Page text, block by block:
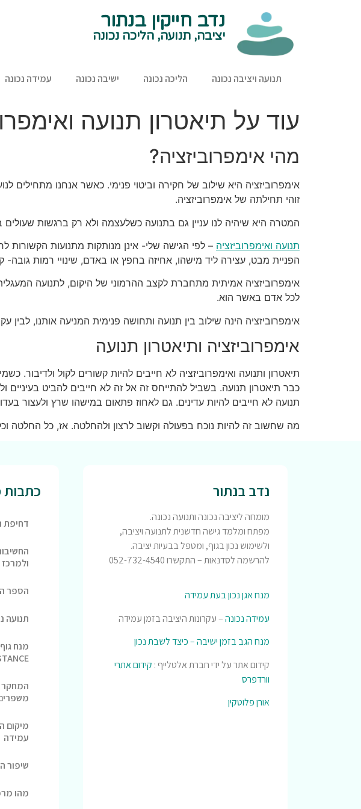
נדב חייקין בנתור
יציבה, תנועה, הליכה נכונה
תנועה ויציבה נכונה הליכה נכונה ישיבה נכונה עמידה נכונה
עוד על תיאטרון תנועה
מהי אימפרוביזציה?
אימפרוביזציה היא שילוב של חקירה וביטוי פנימי. כאשר אנחנו מתחילים
זוהי תחילתה של אימפרוביזציה.
המטרה היא שיהיה לנו עניין גם בתנועה כשלעצמה ולא רק ברגשות שעולים
תנועה ואימפרוביזציה – לפי הגישה שלי- אינן מנותקות מתנועות הקשורות
הפניית מבט, עצירה ליד מישהו, אחיזה בחפץ או באדם, שינויי רמות גובה-
אימפרוביזציה אמיתית מתחברת לקצב ההרמוני של היקום, לתנועה
לכל אדם באשר הוא.
אימפרוביזציה הינה שילוב בין תנועה ותחושה פנימית המניעה אותנו,
אימפרוביזציה ותיאטרון תנועה
תיאטרון ותנועה ואימפרוביזציה לא חייבים להיות קשורים לקול ולדיבור.
כבר תיאטרון תנועה. בשביל להתייחס זה אל זה לא חייבים להביט בעיניים
תנועה לא חייבים להיות עדינים. גם לאחוז פתאום במישהו שרץ ולעצור
מה שחשוב זה להיות נוכח בפעולה וקשוב לרצון ולהחלטה. אז, כל החלטה
נדב בנתור
מומחה ליציבה נכונה ותנועה נכונה.
מפתח ומלמד גישה חדשנית לתנועה ויציבה,
ולשימוש נכון בגוף, ומטפל בבעיות יציבה.
להרשמה לסדנאות – התקשרו 052-732-4540
מנח אגן נכון בעת עמידה
עמידה נכונה– עקרונות היציבה בזמן עמידה
מנח הגב בזמן ישיבה – כיצד לשבת נכון
קידום אתר על ידי חברת אלטלייף : קידום אתרי
וורדפרס
אורן פלוטקין
כתבות
דחיפת
הספר
תנועה
מנח
המחקר
משפרים
מיקום
עמידה
שיפור
מהו